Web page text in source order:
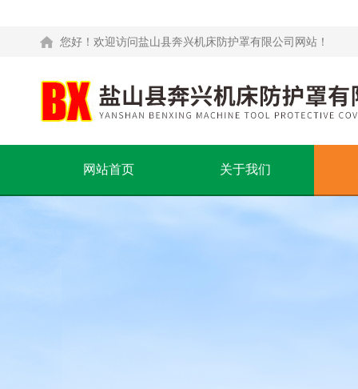
您好！欢迎访问盐山县奔兴机床防护罩有限公司网站！
网站首页 关于我们